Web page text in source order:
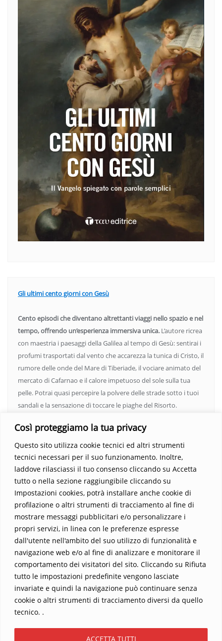
Così proteggiamo la tua privacy
Questo sito utilizza cookie tecnici ed altri strumenti
tecnici necessari per il suo funzionamento. Inoltre,
laddove rilasciassi il tuo consenso cliccando su Accetta
tutto o nella sezione raggiungibile cliccando su
Impostazioni cookies, potrà installare anche cookie di
profilazione o altri strumenti di tracciamento al fine di
mostrare messaggi pubblicitari e/o personalizzare i
propri servizi, in linea con le preferenze espresse
dall'utente nell'ambito del suo utilizzo di funzionalità e
navigazione web e/o al fine di analizzare e monitorare il
comportamento dei visitatori del sito. Cliccando su Rifiuta
tutto le impostazioni predefinite vengono lasciate
invariate e quindi la navigazione può continuare senza
cookie o altri strumenti di tracciamento diversi da quello
tecnico. .
ACCETTA TUTTI
Gli ultimi cento giorni con Gesù
Cento episodi che diventano altrettanti viaggi nello spazio e nel
tempo, offrendo un’esperienza immersiva unica. L’autore ricrea
con maestria i paesaggi della Galilea al tempo di Gesù: sentirai i
profumi trasportati dal vento che accarezza la tunica di Cristo, il
rumore delle onde del Mare di Tiberiade, il vociare animato del
mercato di Cafarnao e il calore impetuoso del sole sulla tua
pelle. Potrai quasi percepire la polvere delle strade sotto i tuoi
sandali e la sensazione di toccare le piaghe del Risorto.
vedere oltre i confini del conosciuto. Scopri un mondo in cui
fede e realtà si fondono, rendendo ogni pagina un’esperienza
indimenticabile.Non perdere l’occasione di immergerti in
questo viaggio straordinario. Acquista il libro e lascia che la
Parola trasformi la tua vita.
Home Contatti
Sostieni La Buona Parola – dona 5 €, 10 €, 25 €… il tuo contributo
I viaggi dell’anima
Catechesi